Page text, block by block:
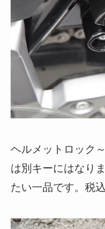
ヘルメットロック
は別キーにはなり
たい一品です。税